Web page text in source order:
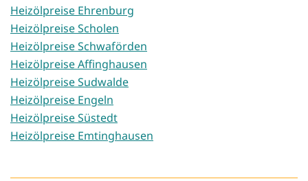
Heizölpreise Ehrenburg
Heizölpreise Scholen
Heizölpreise Schwaförden
Heizölpreise Affinghausen
Heizölpreise Sudwalde
Heizölpreise Engeln
Heizölpreise Süstedt
Heizölpreise Emtinghausen